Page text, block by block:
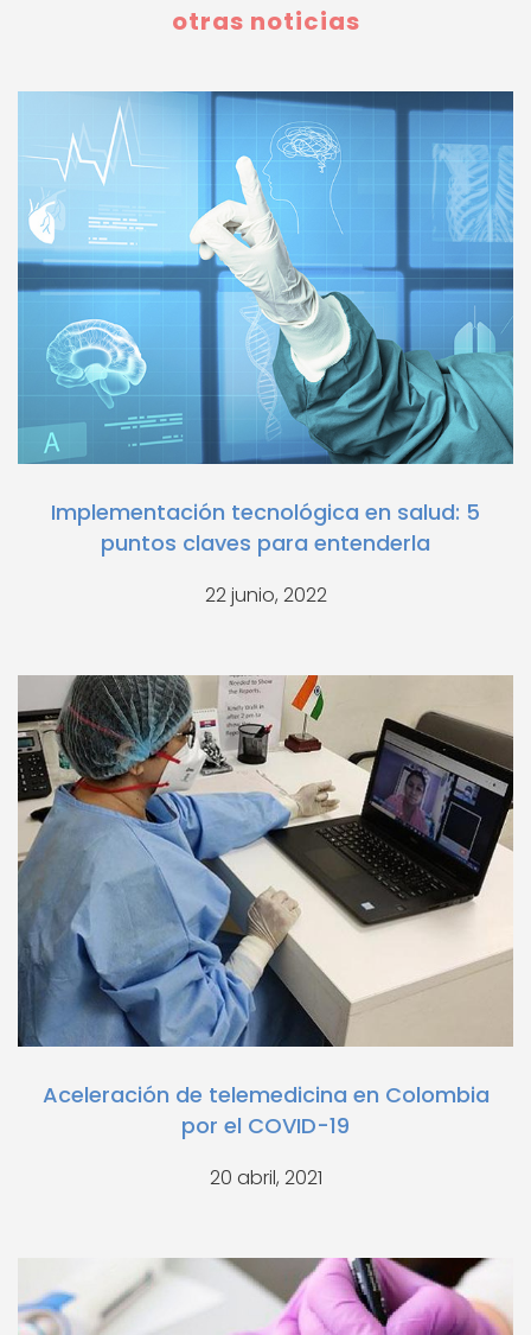
otras noticias
Implementación tecnológica en salud: 5
puntos claves para entenderla
22 junio, 2022
Aceleración de telemedicina en Colombia
por el COVID-19
20 abril, 2021